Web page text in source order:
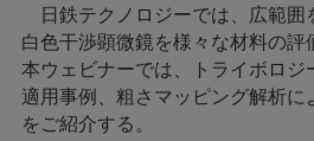
日鉄テクノロジーでは、広範囲
白色干渉顕微鏡を様々な材料の評
本ウェビナーでは、トライボロジ
適用事例、粗さマッピング解析
をご紹介する。